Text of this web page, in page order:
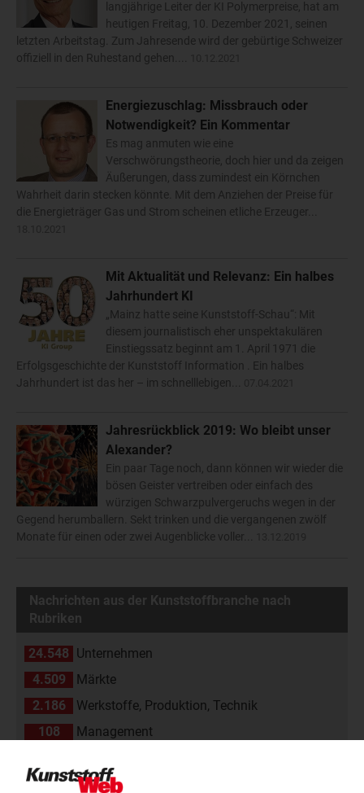
langjährige Leiter der KI Polymerpreise, hat am
heutigen Freitag, 10. Dezember 2021, seinen
letzten Arbeitstag. Zum Jahresende wird der gebürtige Schweizer
offiziell in den Ruhestand gehen....
Energiezuschlag: Missbrauch oder
Notwendigkeit? Ein Kommentar
Es mag anmuten wie eine
Verschwörungstheorie, doch hier und da zeigen
Äußerungen, dass zumindest ein Körnchen
Wahrheit darin stecken könnte. Mit dem Anziehen der Preise für
die Energieträger Gas und Strom scheinen etliche Erzeuger...
Mit Aktualität und Relevanz: Ein halbes
Jahrhundert KI
„Mainz hatte seine Kunststoff-Schau“: Mit
diesem journalistisch eher unspektakulären
Einstiegssatz beginnt am 1. April 1971 die
Erfolgsgeschichte der Kunststoff Information . Ein halbes
Jahrhundert ist das her – im schnelllebigen...
Jahresrückblick 2019: Wo bleibt unser
Alexander?
Ein paar Tage noch, dann können wir wieder die
bösen Geister vertreiben oder einfach des
würzigen Schwarzpulvergeruchs wegen in der
Gegend herumballern. Sekt trinken und die vergangenen zwölf
Monate für einen oder zwei Augenblicke voller...
Nachrichten aus der Kunststoffbranche nach
Rubriken
24.548 Unternehmen
4.509
Märkte
2.186
Werkstoffe, Produktion, Technik
108
Management
1.839
Branche